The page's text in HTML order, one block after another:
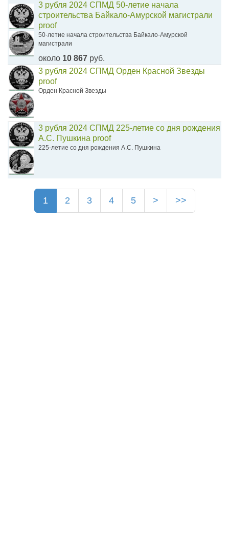
3 рубля 2024 СПМД 50-летие начала
строительства Байкало-Амурской магистрали
proof
50-летие начала строительства Байкало-Амурской
магистрали
около 10 867 руб.
3 рубля 2024 СПМД Орден Красной Звезды
proof
Орден Красной Звезды
3 рубля 2024 СПМД 225-летие со дня рождения
А.С. Пушкина proof
225-летие со дня рождения А.С. Пушкина
1 2 3 4 5 > >>